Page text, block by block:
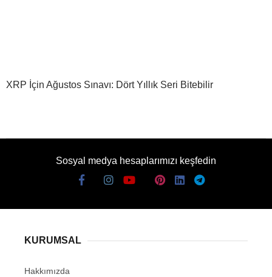
XRP İçin Ağustos Sınavı: Dört Yıllık Seri Bitebilir
Sosyal medya hesaplarımızı keşfedin
KURUMSAL
Hakkımızda